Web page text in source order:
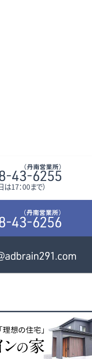
17：00まで）